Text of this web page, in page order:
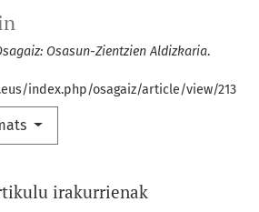
Osasun-Zientzien Aldizkaria.
index.php/osagaiz/article/view/213
irakurrienak